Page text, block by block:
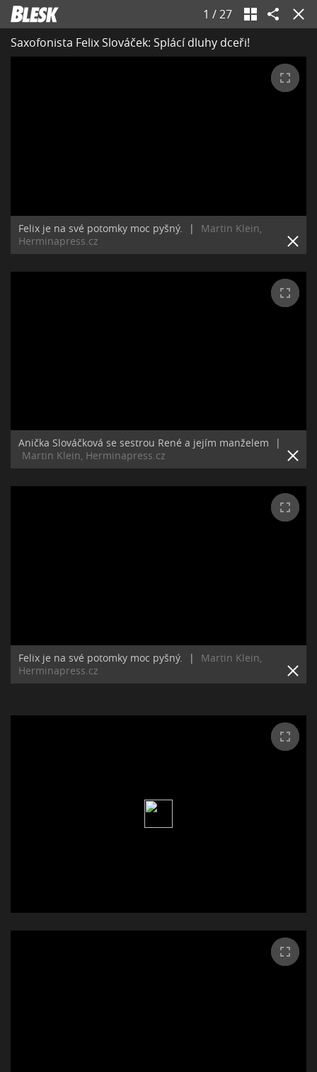
1 /27
Saxofonista Felix Slováček: Splácí dluhy dceři!
Felix je na své potomky moc pyšný. |
Martin Klein,
Herminapress.cz
Anička Slováčková se sestrou René a jejím manželem
|
Martin Klein, Herminapress.cz
Felix je na své potomky moc pyšný. |
Martin Klein,
Herminapress.cz